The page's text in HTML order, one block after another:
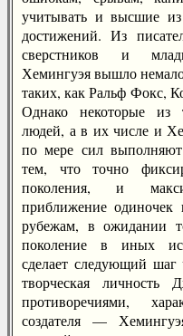
учитывать и высшие
достижений. Из
сверстников и
Хемингуэя вышло
таких, как Ральф Фокс,
Однако некоторые из
людей, а в их числе и
по мере сил
тем, что точно
поколения, и
приближение
рубежам, в ожидании
поколение в иных
сделает следующий шаг
творческая личность
противоречиями,
создателя —